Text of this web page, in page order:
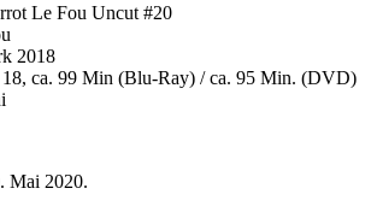
Le Fou Uncut #20
2018
ca. 99 Min (Blu-Ray) / ca. 95 Min. (DVD)
Mai 2020.